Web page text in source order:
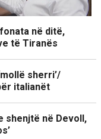
në ditë,
të Tiranës
sherri’/
italianët
shenjtë në Devoll,